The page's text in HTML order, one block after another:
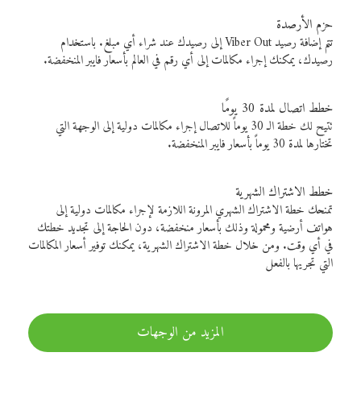
حزم الأرصدة
تتم إضافة رصيد Viber Out إلى رصيدك عند شراء أي مبلغ. باستخدام
رصيدك، يمكنك إجراء مكالمات إلى أي رقم في العالم بأسعار فايبر المنخفضة.
خطط اتصال لمدة 30 يومًا
تتيح لك خطة الـ 30 يوماً للاتصال إجراء مكالمات دولية إلى الوجهة التي
تختارها لمدة 30 يوماً بأسعار فايبر المنخفضة.
خطط الاشتراك الشهرية
تمنحك خطة الاشتراك الشهري المرونة اللازمة لإجراء مكالمات دولية إلى
هواتف أرضية ومحمولة وذلك بأسعار منخفضة، دون الحاجة إلى تجديد خطتك
في أي وقت. ومن خلال خطة الاشتراك الشهرية، يمكنك توفير أسعار المكالمات
التي تجريها بالفعل
المزيد من الوجهات